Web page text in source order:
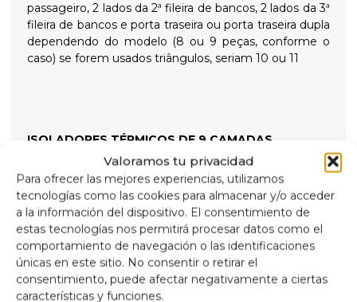
Valoramos tu privacidad
Para ofrecer las mejores experiencias, utilizamos
tecnologías como las cookies para almacenar y/o acceder
a la información del dispositivo. El consentimiento de
estas tecnologías nos permitirá procesar datos como el
comportamiento de navegación o las identificaciones
únicas en este sitio. No consentir o retirar el
consentimiento, puede afectar negativamente a ciertas
características y funciones.
passageiro, 2 lados da 2ª fileira de bancos, 2 lados da 3ª
fileira de bancos e porta traseira ou porta traseira dupla
dependendo do modelo (8 ou 9 peças, conforme o
caso) se forem usados triângulos, seriam 10 ou 11
ISOLADORES TÉRMICOS DE 9 CAMADAS
Isolamento térmico de 9 camadas de alta qualidade e
persianas blackout projetadas para isolar temperaturas
altas e baixas para maior conforto interno e
proporcionar escuridão total para noites tranquilas,
fixadas com ventosas de rosca de alta sucção que são
fáceis de remover para fácil instalação.